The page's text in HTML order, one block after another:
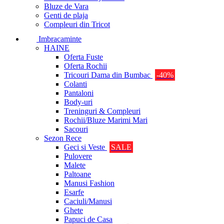
Bluze de Vara
Genti de plaja
Compleuri din Tricot
Imbracaminte
HAINE
Oferta Fuste
Oferta Rochii
Tricouri Dama din Bumbac
-40%
Colanti
Pantaloni
Body-uri
Treninguri & Compleuri
Rochii/Bluze Marimi Mari
Sacouri
Sezon Rece
Geci si Veste
SALE
Pulovere
Malete
Paltoane
Manusi Fashion
Esarfe
Caciuli/Manusi
Ghete
Papuci de Casa